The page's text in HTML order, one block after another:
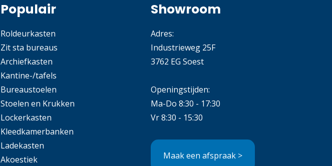
Populair
Roldeurkasten
Zit sta bureaus
Archiefkasten
Kantine-/tafels
Bureaustoelen
Stoelen en Krukken
Lockerkasten
Kleedkamerbanken
Ladekasten
Akoestiek
Showroom
Adres:
Industrieweg 25F
3762 EG Soest
Openingstijden:
Ma-Do 8:30 - 17:30
Vr 8:30 - 15:30
Maak een afspraak >